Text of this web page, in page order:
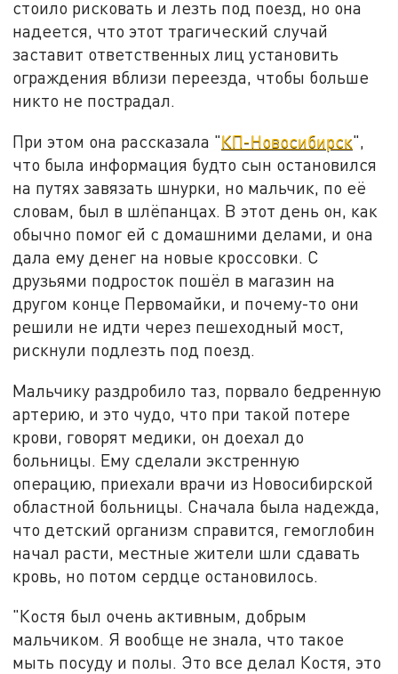
стоило рисковать и лезть под поезд, но она
надеется, что этот трагический случай
заставит ответственных лиц установить
ограждения вблизи переезда, чтобы больше
никто не пострадал.
При этом она рассказала "КП-Новосибирск",
что была информация будто сын остановился
на путях завязать шнурки, но мальчик, по её
словам, был в шлёпанцах. В этот день он, как
обычно помог ей с домашними делами, и она
дала ему денег на новые кроссовки. С
друзьями подросток пошёл в магазин на
другом конце Первомайки, и почему-то они
решили не идти через пешеходный мост,
рискнули подлезть под поезд.
Мальчику раздробило таз, порвало бедренную
артерию, и это чудо, что при такой потере
крови, говорят медики, он доехал до
больницы. Ему сделали экстренную
операцию, приехали врачи из Новосибирской
областной больницы. Сначала была надежда,
что детский организм справится, гемоглобин
начал расти, местные жители шли сдавать
кровь, но потом сердце остановилось.
"Костя был очень активным, добрым
мальчиком. Я вообще не знала, что такое
мыть посуду и полы. Это все делал Костя, это